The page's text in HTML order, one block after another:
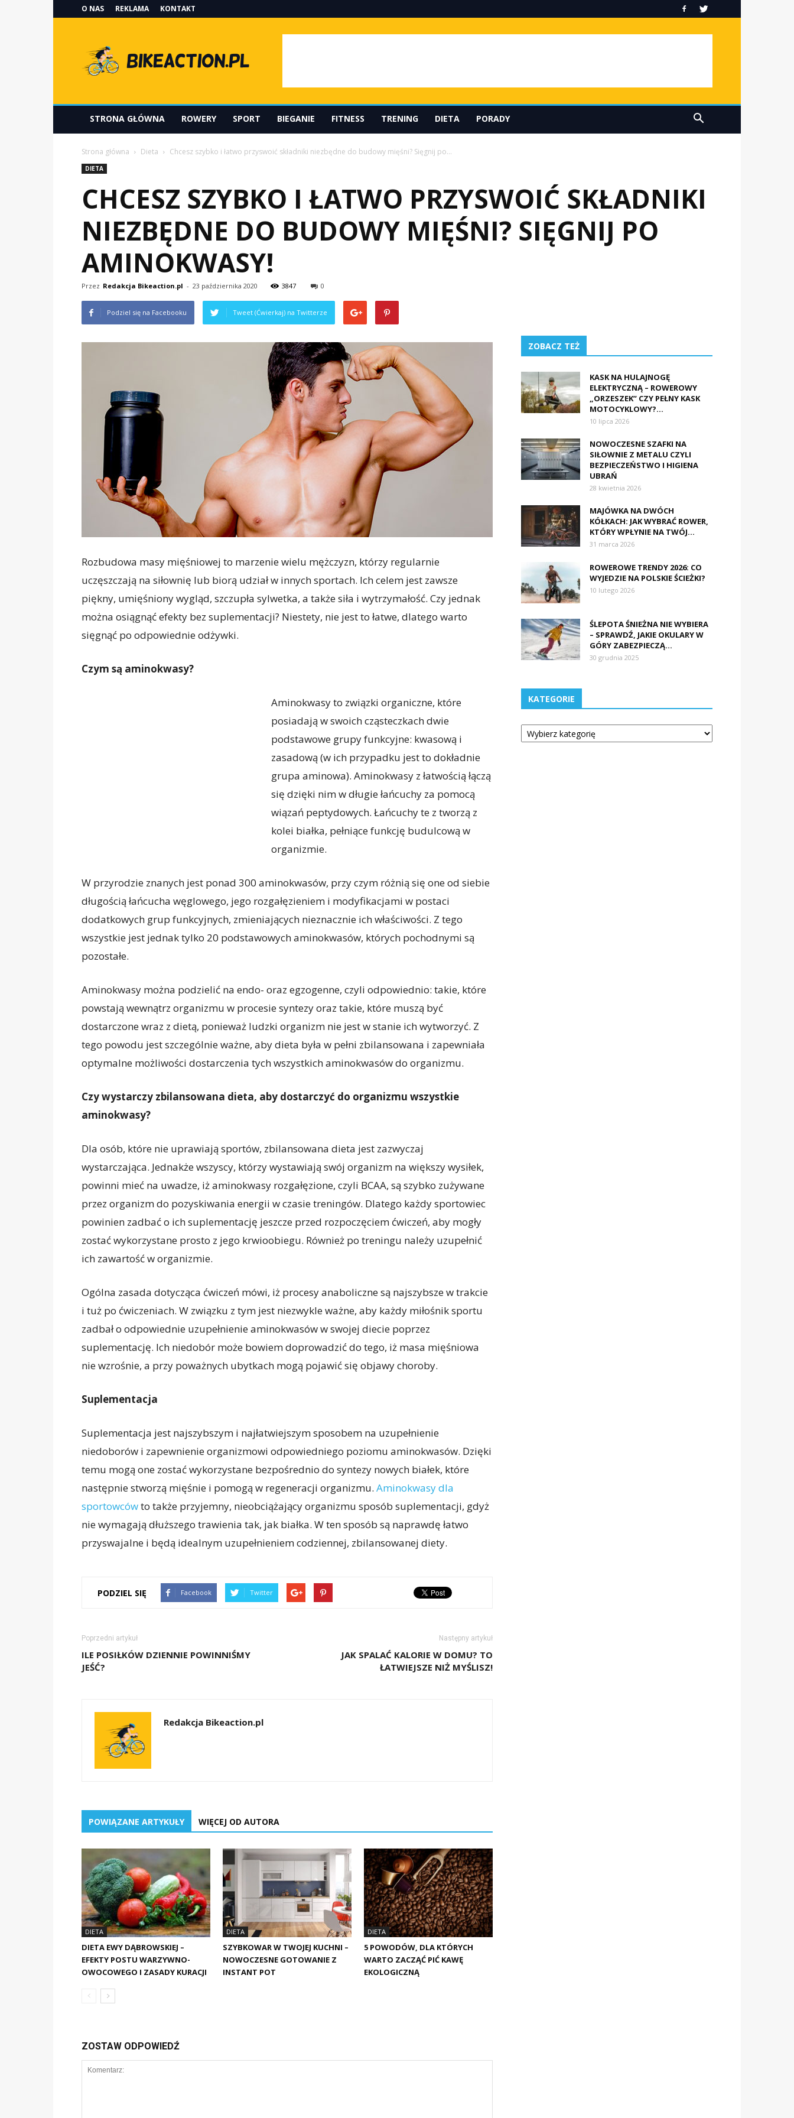
O NAS REKLAMA KONTAKT
STRONA GŁÓWNA ROWERY SPORT BIEGANIE FITNESS TRENING DIETA PORADY
Strona główna Dieta Chcesz szybko i łatwo przyswoić składniki niezbędne do budowy mięśni? Sięgnij po...
DIETA
CHCESZ SZYBKO I ŁATWO PRZYSWOIĆ SKŁADNIKI
NIEZBĘDNE DO BUDOWY MIĘŚNI? SIĘGNIJ PO
AMINOKWASY!
Przez Redakcja Bikeaction.pl - 23 października 2020 3847 0
Podziel się na Facebooku Tweet (Ćwierkaj) na Twitterze
Rozbudowa masy mięśniowej to marzenie wielu mężczyzn, którzy regularnie
uczęszczają na siłownię lub biorą udział w innych sportach. Ich celem jest zawsze
piękny, umięśniony wygląd, szczupła sylwetka, a także siła i wytrzymałość. Czy jednak
można osiągnąć efekty bez suplementacji? Niestety, nie jest to łatwe, dlatego warto
sięgnąć po odpowiednie odżywki.
Czym są aminokwasy?
Aminokwasy to związki organiczne, które
posiadają w swoich cząsteczkach dwie
podstawowe grupy funkcyjne: kwasową i
zasadową (w ich przypadku jest to dokładnie
grupa aminowa). Aminokwasy z łatwością łączą
się dzięki nim w długie łańcuchy za pomocą
wiązań peptydowych. Łańcuchy te z tworzą z
kolei białka, pełniące funkcję budulcową w
organizmie.
W przyrodzie znanych jest ponad 300 aminokwasów, przy czym różnią się one od siebie
długością łańcucha węglowego, jego rozgałęzieniem i modyfikacjami w postaci
dodatkowych grup funkcyjnych, zmieniających nieznacznie ich właściwości. Z tego
wszystkie jest jednak tylko 20 podstawowych aminokwasów, których pochodnymi są
pozostałe.
Aminokwasy można podzielić na endo- oraz egzogenne, czyli odpowiednio: takie, które
powstają wewnątrz organizmu w procesie syntezy oraz takie, które muszą być
dostarczone wraz z dietą, ponieważ ludzki organizm nie jest w stanie ich wytworzyć. Z
tego powodu jest szczególnie ważne, aby dieta była w pełni zbilansowana i zapewniała
optymalne możliwości dostarczenia tych wszystkich aminokwasów do organizmu.
Czy wystarczy zbilansowana dieta, aby dostarczyć do organizmu wszystkie
aminokwasy?
Dla osób, które nie uprawiają sportów, zbilansowana dieta jest zazwyczaj
wystarczająca. Jednakże wszyscy, którzy wystawiają swój organizm na większy wysiłek,
powinni mieć na uwadze, iż aminokwasy rozgałęzione, czyli BCAA, są szybko zużywane
przez organizm do pozyskiwania energii w czasie treningów. Dlatego każdy sportowiec
powinien zadbać o ich suplementację jeszcze przed rozpoczęciem ćwiczeń, aby mogły
zostać wykorzystane prosto z jego krwioobiegu. Również po treningu należy uzupełnić
ich zawartość w organizmie.
Ogólna zasada dotycząca ćwiczeń mówi, iż procesy anaboliczne są najszybsze w trakcie
i tuż po ćwiczeniach. W związku z tym jest niezwykle ważne, aby każdy miłośnik sportu
zadbał o odpowiednie uzupełnienie aminokwasów w swojej diecie poprzez
suplementację. Ich niedobór może bowiem doprowadzić do tego, iż masa mięśniowa
nie wzrośnie, a przy poważnych ubytkach mogą pojawić się objawy choroby.
Suplementacja
Suplementacja jest najszybszym i najłatwiejszym sposobem na uzupełnienie
niedoborów i zapewnienie organizmowi odpowiedniego poziomu aminokwasów. Dzięki
temu mogą one zostać wykorzystane bezpośrednio do syntezy nowych białek, które
następnie stworzą mięśnie i pomogą w regeneracji organizmu. Aminokwasy dla
sportowcówto także przyjemny, nieobciążający organizmu sposób suplementacji, gdyż
nie wymagają dłuższego trawienia tak, jak białka. W ten sposób są naprawdę łatwo
przyswajalne i będą idealnym uzupełnieniem codziennej, zbilansowanej diety.
PODZIEL SIĘ Facebook Twitter
Poprzedni artykuł
ILE POSIŁKÓW DZIENNIE POWINNIŚMY
JEŚĆ?
Następny artykuł
JAK SPALAĆ KALORIE W DOMU? TO
ŁATWIEJSZE NIŻ MYŚLISZ!
Redakcja Bikeaction.pl
POWIĄZANE ARTYKUŁY WIĘCEJ OD AUTORA
DIETA
DIETA EWY DĄBROWSKIEJ –
EFEKTY POSTU WARZYWNO-
OWOCOWEGO I ZASADY KURACJI
DIETA
SZYBKOWAR W TWOJEJ KUCHNI –
NOWOCZESNE GOTOWANIE Z
INSTANT POT
DIETA
5 POWODÓW, DLA KTÓRYCH
WARTO ZACZĄĆ PIĆ KAWĘ
EKOLOGICZNĄ
ZOSTAW ODPOWIEDŹ
ZOBACZ TEŻ
KASK NA HULAJNOGĘ
ELEKTRYCZNĄ – ROWEROWY
„ORZESZEK” CZY PEŁNY KASK
MOTOCYKLOWY?...
10 lipca 2026
NOWOCZESNE SZAFKI NA
SIŁOWNIE Z METALU CZYLI
BEZPIECZEŃSTWO I HIGIENA
UBRAŃ
28 kwietnia 2026
MAJÓWKA NA DWÓCH
KÓŁKACH: JAK WYBRAĆ ROWER,
KTÓRY WPŁYNIE NA TWÓJ...
31 marca 2026
ROWEROWE TRENDY 2026: CO
WYJEDZIE NA POLSKIE ŚCIEŻKI?
10 lutego 2026
ŚLEPOTA ŚNIEŻNA NIE WYBIERA
– SPRAWDŹ, JAKIE OKULARY W
GÓRY ZABEZPIECZĄ...
30 grudnia 2025
KATEGORIE
Kategorie